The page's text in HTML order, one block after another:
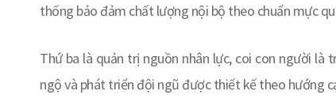
thống bảo đảm chất lượng nội bộ theo chuẩn mực
Thứ ba là quản trị nguồn nhân lực, coi con người là
ngộ và phát triển đội ngũ được thiết kế theo hướng